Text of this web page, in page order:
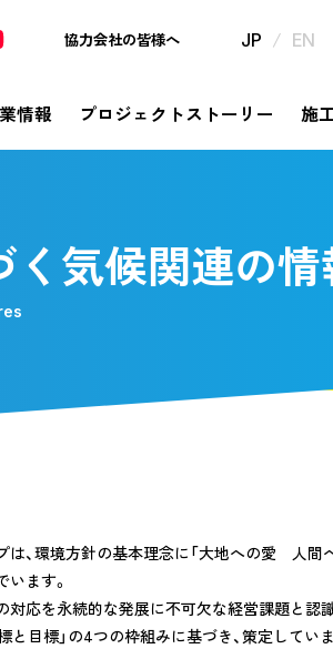
情報 プロジェクトストーリー 施
協力会社の皆様へ JP / EN
企業情報
形平次」誕生秘話
野村
Story プロジェ
錢高」ならではの橋梁の実績をまとめてご紹介
& サステナ
取り組み
トンネルの省エネ制御システム
Relations IR
メモ
株式
Anniversary
気候関連の
は、環境方針の基本理念に「大地への愛 人間
います。
対応を永続的な発展に不可欠な経営課題と認識
と目標」の4つの枠組みに基づき、策定していま